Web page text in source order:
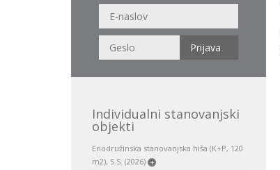
Individualni stanovanjski
objekti
Enodružinska stanovanjska hiša (K+P, 120
m2), S.S. (2026) +